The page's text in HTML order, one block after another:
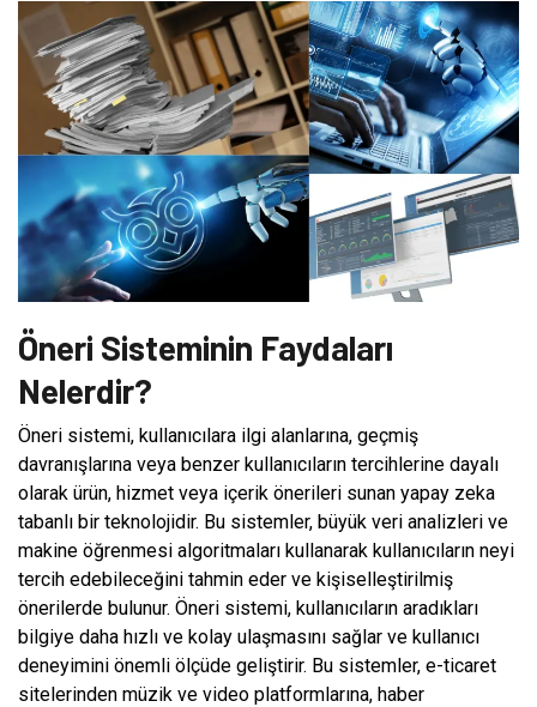
Öneri Sisteminin Faydaları
Nelerdir?
Öneri sistemi, kullanıcılara ilgi alanlarına, geçmiş
davranışlarına veya benzer kullanıcıların tercihlerine dayalı
olarak ürün, hizmet veya içerik önerileri sunan yapay zeka
tabanlı bir teknolojidir. Bu sistemler, büyük veri analizleri ve
makine öğrenmesi algoritmaları kullanarak kullanıcıların neyi
tercih edebileceğini tahmin eder ve kişiselleştirilmiş
önerilerde bulunur. Öneri sistemi, kullanıcıların aradıkları
bilgiye daha hızlı ve kolay ulaşmasını sağlar ve kullanıcı
deneyimini önemli ölçüde geliştirir. Bu sistemler, e-ticaret
sitelerinden müzik ve video platformlarına, haber